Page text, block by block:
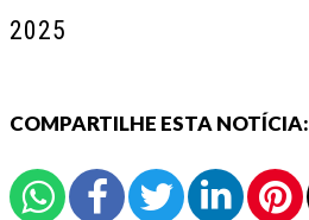
2025
COMPARTILHE ESTA NOTÍCIA: